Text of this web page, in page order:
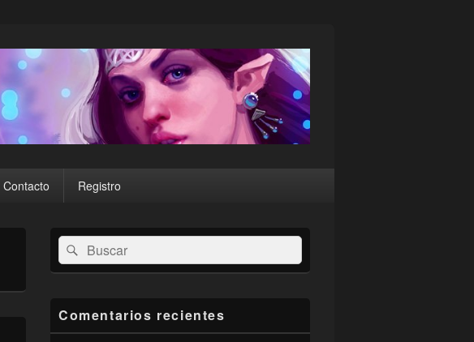
Contacto Registro
El
área
de
lateral
primaria
Buscar
por:
Buscar
Comentarios recientes